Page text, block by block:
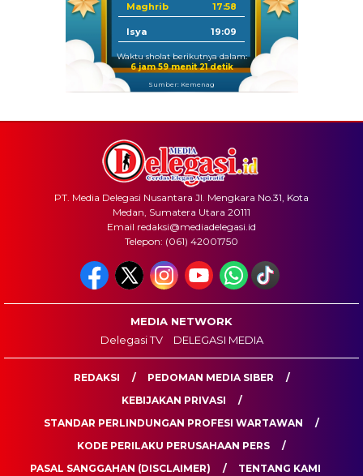
Maghrib 17:58
Isya 19:09
Waktu sholat berikutnya dalam:
6 jam 59 menit 21 detik
Sumber: Kemenag
PT. Media Delegasi Nusantara Jl. Mengkara No.31, Kota
Medan, Sumatera Utara 20111
Email redaksi@mediadelegasi.id
Telepon: (061) 42001750
MEDIA NETWORK
Delegasi TV
DELEGASI MEDIA
REDAKSI
PEDOMAN MEDIA SIBER
KEBIJAKAN PRIVASI
STANDAR PERLINDUNGAN PROFESI WARTAWAN
KODE PERILAKU PERUSAHAAN PERS
PASAL SANGGAHAN (DISCLAIMER)
TENTANG KAMI